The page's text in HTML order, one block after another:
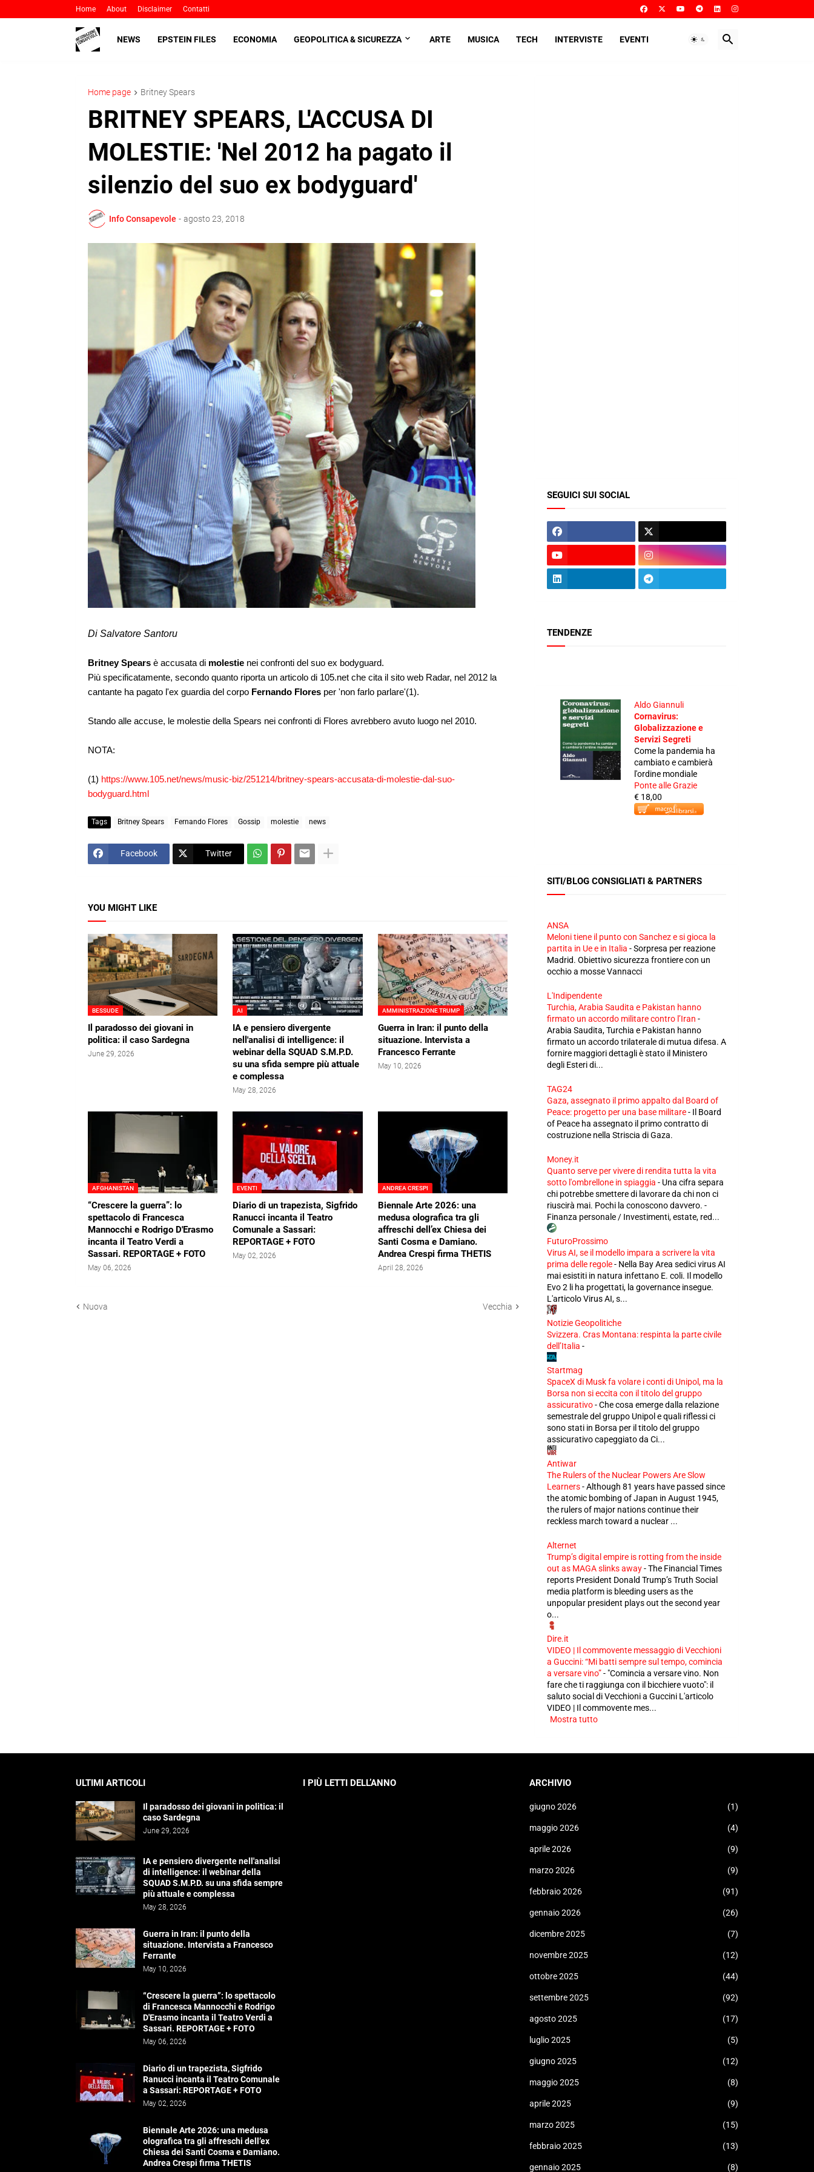
Home About Disclaimer Contatti
NEWS EPSTEIN FILES ECONOMIA GEOPOLITICA & SICUREZZA ARTE MUSICA TECH INTERVISTE EVENTI
Home page Britney Spears
BRITNEY SPEARS, L'ACCUSA DI
MOLESTIE: 'Nel 2012 ha pagato il
silenzio del suo ex bodyguard'
Info Consapevole - agosto 23, 2018
Di Salvatore Santoru
Britney Spears è accusata di molestie nei confronti del suo ex bodyguard.
Più specificatamente, secondo quanto riporta un articolo di 105.net che cita il sito web Radar, nel 2012 la
cantante ha pagato l'ex guardia del corpo Fernando Flores per 'non farlo parlare'(1).
Stando alle accuse, le molestie della Spears nei confronti di Flores avrebbero avuto luogo nel 2010.
NOTA:
(1) https://www.105.net/news/music-biz/251214/britney-spears-accusata-di-molestie-dal-suo-
bodyguard.html
Tags Britney Spears Fernando Flores Gossip molestie news
Facebook Twitter
YOU MIGHT LIKE
BESSUDE
Il paradosso dei giovani in
politica: il caso Sardegna
June 29, 2026
AI
IA e pensiero divergente
nell'analisi di intelligence: il
webinar della SQUAD S.M.P.D.
su una sfida sempre più attuale
e complessa
May 28, 2026
AMMINISTRAZIONE TRUMP
Guerra in Iran: il punto della
situazione. Intervista a
Francesco Ferrante
May 10, 2026
AFGHANISTAN
“Crescere la guerra”: lo
spettacolo di Francesca
Mannocchi e Rodrigo D'Erasmo
incanta il Teatro Verdi a
Sassari. REPORTAGE + FOTO
May 06, 2026
EVENTI
Diario di un trapezista, Sigfrido
Ranucci incanta il Teatro
Comunale a Sassari:
REPORTAGE + FOTO
May 02, 2026
ANDREA CRESPI
Biennale Arte 2026: una
medusa olografica tra gli
affreschi dell’ex Chiesa dei
Santi Cosma e Damiano.
Andrea Crespi firma THETIS
April 28, 2026
Nuova Vecchia
SEGUICI SUI SOCIAL
TENDENZE
Aldo Giannuli
Cornavirus:
Globalizzazione e
Servizi Segreti
Come la pandemia ha
cambiato e cambierà
l'ordine mondiale
Ponte alle Grazie
€ 18,00
SITI/BLOG CONSIGLIATI & PARTNERS
ANSA
Meloni tiene il punto con Sanchez e si gioca la
partita in Ue e in Italia -Sorpresa per reazione
Madrid. Obiettivo sicurezza frontiere con un
occhio a mosse Vannacci
L'Indipendente
Turchia, Arabia Saudita e Pakistan hanno
firmato un accordo militare contro l’Iran -
Arabia Saudita, Turchia e Pakistan hanno
firmato un accordo trilaterale di mutua difesa. A
fornire maggiori dettagli è stato il Ministero
degli Esteri di...
TAG24
Gaza, assegnato il primo appalto dal Board of
Peace: progetto per una base militare- Il Board
of Peace ha assegnato il primo contratto di
costruzione nella Striscia di Gaza.
Money.it
Quanto serve per vivere di rendita tutta la vita
sotto l'ombrellone in spiaggia - Una cifra separa
chi potrebbe smettere di lavorare da chi non ci
riuscirà mai. Pochi la conoscono davvero. -
Finanza personale / Investimenti, estate, red...
FuturoProssimo
Virus AI, se il modello impara a scrivere la vita
prima delle regole- Nella Bay Area sedici virus AI
mai esistiti in natura infettano E. coli. Il modello
Evo 2 li ha progettati, la governance insegue.
L'articolo Virus AI, s...
Notizie Geopolitiche
Svizzera. Cras Montana: respinta la parte civile
dell’Italia -
Startmag
SpaceX di Musk fa volare i conti di Unipol, ma la
Borsa non si eccita con il titolo del gruppo
assicurativo-Che cosa emerge dalla relazione
semestrale del gruppo Unipol e quali riflessi ci
sono stati in Borsa per il titolo del gruppo
assicurativo capeggiato da Ci...
Antiwar
The Rulers of the Nuclear Powers Are Slow
Learners-Although 81 years have passed since
the atomic bombing of Japan in August 1945,
the rulers of major nations continue their
reckless march toward a nuclear ...
Alternet
Trump’s digital empire is rotting from the inside
out as MAGA slinks away-The Financial Times
reports President Donald Trump’s Truth Social
media platform is bleeding users as the
unpopular president plays out the second year
o...
Dire.it
VIDEO | Il commovente messaggio di Vecchioni
a Guccini: “Mi batti sempre sul tempo, comincia
a versare vino”- "Comincia a versare vino. Non
fare che ti raggiunga con il bicchiere vuoto": il
saluto social di Vecchioni a Guccini L'articolo
VIDEO | Il commovente mes...
Mostra tutto
ULTIMI ARTICOLI
Il paradosso dei giovani in politica: il
caso Sardegna
June 29, 2026
IA e pensiero divergente nell'analisi
di intelligence: il webinar della
SQUAD S.M.P.D. su una sfida sempre
più attuale e complessa
May 28, 2026
Guerra in Iran: il punto della
situazione. Intervista a Francesco
Ferrante
May 10, 2026
“Crescere la guerra”: lo spettacolo
di Francesca Mannocchi e Rodrigo
D'Erasmo incanta il Teatro Verdi a
Sassari. REPORTAGE + FOTO
May 06, 2026
Diario di un trapezista, Sigfrido
Ranucci incanta il Teatro Comunale
a Sassari: REPORTAGE + FOTO
May 02, 2026
Biennale Arte 2026: una medusa
olografica tra gli affreschi dell’ex
Chiesa dei Santi Cosma e Damiano.
Andrea Crespi firma THETIS
I PIÙ LETTI DELL’ANNO ARCHIVIO
giugno 2026 (1)
maggio 2026 (4)
aprile 2026 (9)
marzo 2026 (9)
febbraio 2026 (91)
gennaio 2026 (26)
dicembre 2025 (7)
novembre 2025 (12)
ottobre 2025 (44)
settembre 2025 (92)
agosto 2025 (17)
luglio 2025 (5)
giugno 2025 (12)
maggio 2025 (8)
aprile 2025 (9)
marzo 2025 (15)
febbraio 2025 (13)
gennaio 2025 (8)